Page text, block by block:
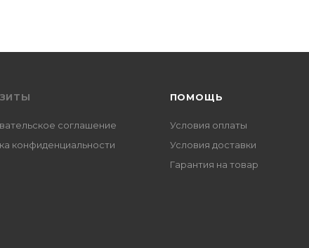
соглашение
конфиденциальности
ПОМОЩЬ
Условия оплаты
Условия доставки
Гарантия на товар